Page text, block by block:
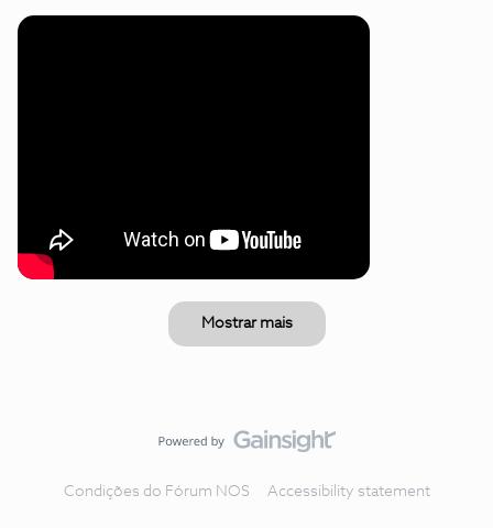
Mostrar mais
Condições do Fórum NOS Accessibility statement